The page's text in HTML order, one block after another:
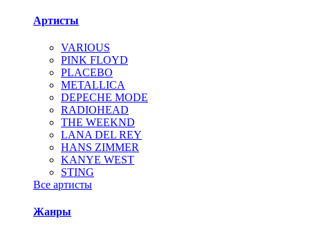
Артисты
VARIOUS
PINK FLOYD
PLACEBO
METALLICA
DEPECHE MODE
RADIOHEAD
THE WEEKND
LANA DEL REY
HANS ZIMMER
KANYE WEST
STING
Все артисты
Жанры